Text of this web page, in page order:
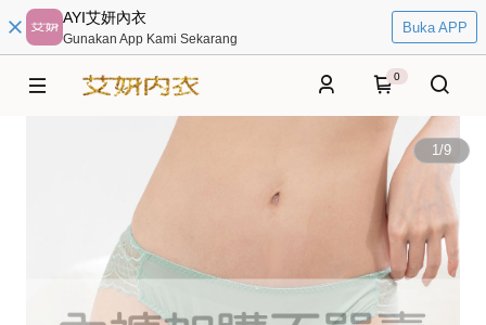
AYI艾妍內衣
Gunakan App Kami Sekarang
Buka APP
0
1/9